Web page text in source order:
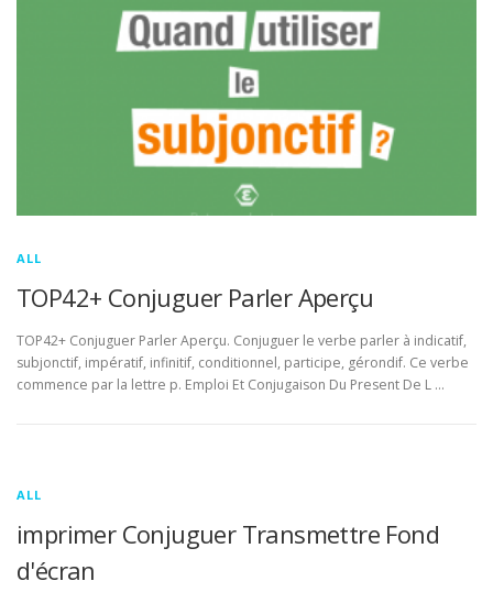
ALL
TOP42+ Conjuguer Parler Aperçu
TOP42+ Conjuguer Parler Aperçu. Conjuguer le verbe parler à indicatif,
subjonctif, impératif, infinitif, conditionnel, participe, gérondif. Ce verbe
commence par la lettre p. Emploi Et Conjugaison Du Present De L …
ALL
imprimer Conjuguer Transmettre Fond
d'écran